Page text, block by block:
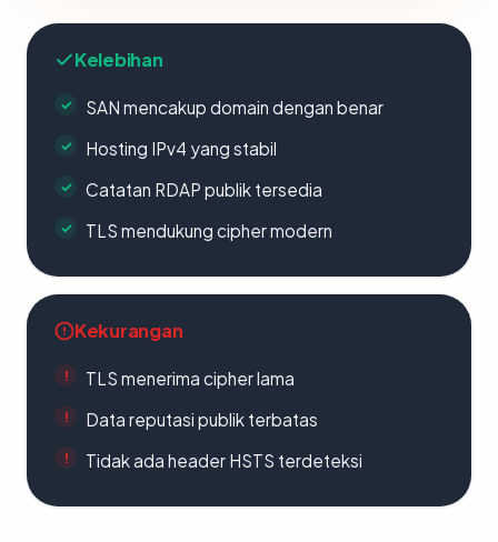
Kelebihan
SAN mencakup domain dengan benar
Hosting IPv4 yang stabil
Catatan RDAP publik tersedia
TLS mendukung cipher modern
Kekurangan
TLS menerima cipher lama
Data reputasi publik terbatas
Tidak ada header HSTS terdeteksi